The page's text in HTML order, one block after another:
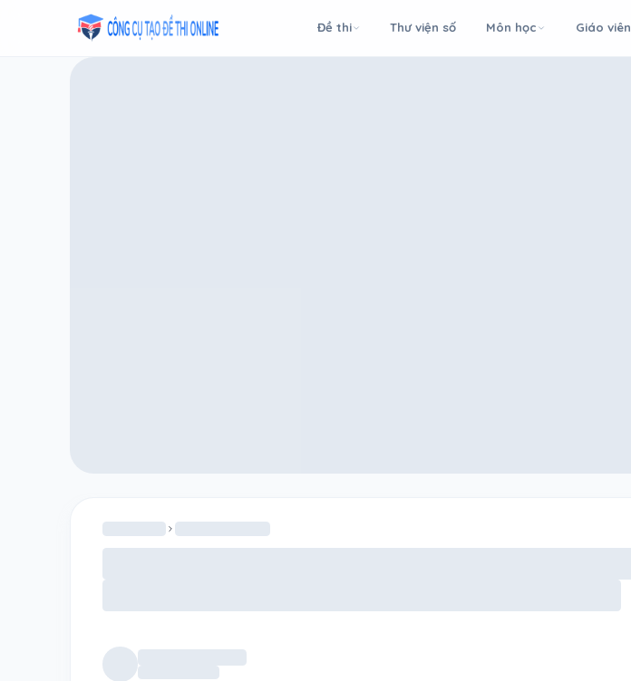
Đề thi Thư viện số Môn học Giáo viên
Taodethi.xyz - Tạo đề thi Online miễn phí